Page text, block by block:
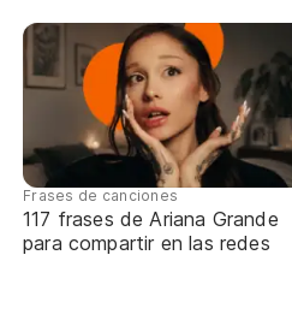
Frases de canciones
117 frases de Ariana Grande
para compartir en las redes